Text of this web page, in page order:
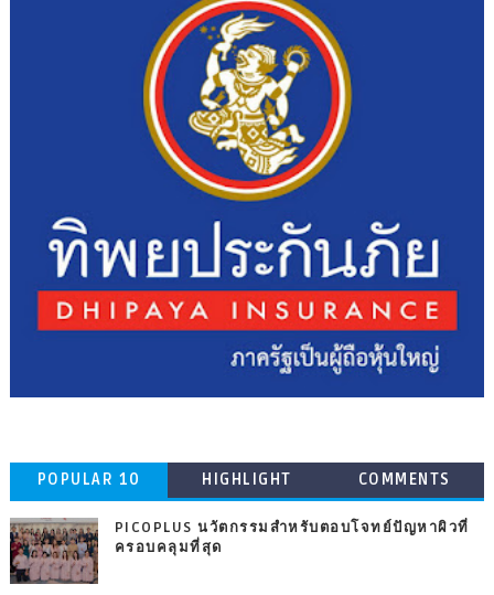
POPULAR 10 HIGHLIGHT COMMENTS
PICOPLUS นวัตกรรมสำหรับตอบโจทย์ปัญหาผิวที่
ครอบคลุมที่สุด